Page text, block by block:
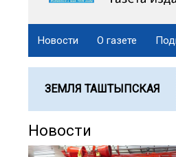
Новости О газете
ЗЕМЛЯ ТАШТЫПСКАЯ
Новости